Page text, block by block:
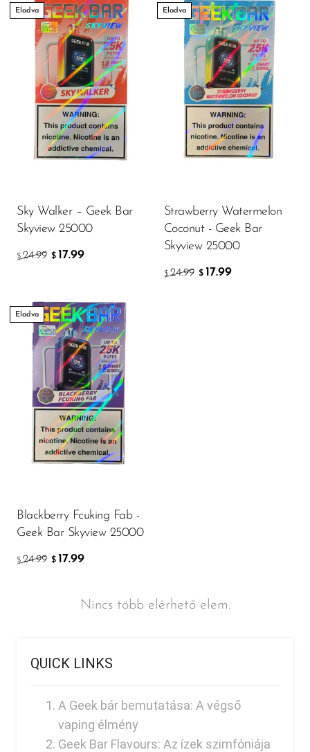
Eladva
Sky Walker – Geek Bar
Skyview 25000
$ 24.99 $ 17.99
Eladva
Strawberry Watermelon
Coconut - Geek Bar
Skyview 25000
$ 24.99 $ 17.99
Eladva
Blackberry Fcuking Fab -
Geek Bar Skyview 25000
$ 24.99 $ 17.99
Nincs több elérhető elem.
QUICK LINKS
A Geek bár bemutatása: A végső
vaping élmény
Geek Bar Flavours: Az ízek szimfóniája